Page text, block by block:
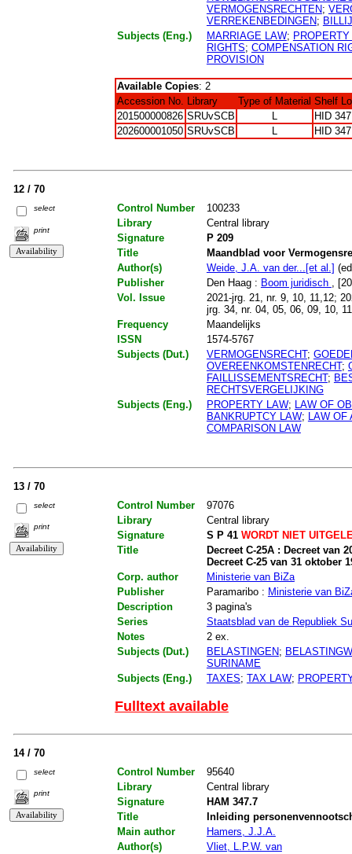
VERMOGENSRECHTEN;
VERREKENBEDINGEN;
Subjects (Eng.)
MARRIAGE LAW;
RIGHTS; COMPENSATION
PROVISION
Available Copies: 2
Accession No. Library Type of Material Shelf
201500000826 SRUvSCB L
HID
202600001050 SRUvSCB L HID
12 / 70
select
print
Control Number
100233
Library
Central library
Signature
P 209
Title
Maandblad voor
Author(s)
Weide, J.A. van der...[et al.]
Publisher
Den Haag : Boom juridisch ,
Vol. Issue
2021-jrg. 21, nr. 9, 10, 11,12;
jrg. 34, nr. 04, 05, 06, 09, 10,
Frequency
Maandelijks
ISSN
1574-5767
Subjects (Dut.)
VERMOGENSRECHT;
OVEREENKOMSTENRECHT;
FAILLISSEMENTSRECHT;
RECHTSVERGELIJKING
Subjects (Eng.)
PROPERTY LAW; LAW OF
BANKRUPTCY LAW; LAW OF
COMPARISON LAW
13 / 70
select
print
Control Number
97076
Library
Central library
Signature
S P 41 WORDT NIET
Title
Decreet C-25A : Decreet van
Decreet C-25 van 31 oktober
Corp. author
Ministerie van BiZa
Publisher
Paramaribo : Ministerie van
Description
3 pagina's
Series
Staatsblad van de Republiek
Notes
2 ex.
Subjects (Dut.)
BELASTINGEN;
SURINAME
Subjects (Eng.)
TAXES; TAX LAW;
Fulltext available
14 / 70
select
print
Control Number
95640
Library
Central library
Signature
HAM 347.7
Title
Inleiding
Main author
Hamers, J.J.A.
Author(s)
Vliet, L.P.W. van